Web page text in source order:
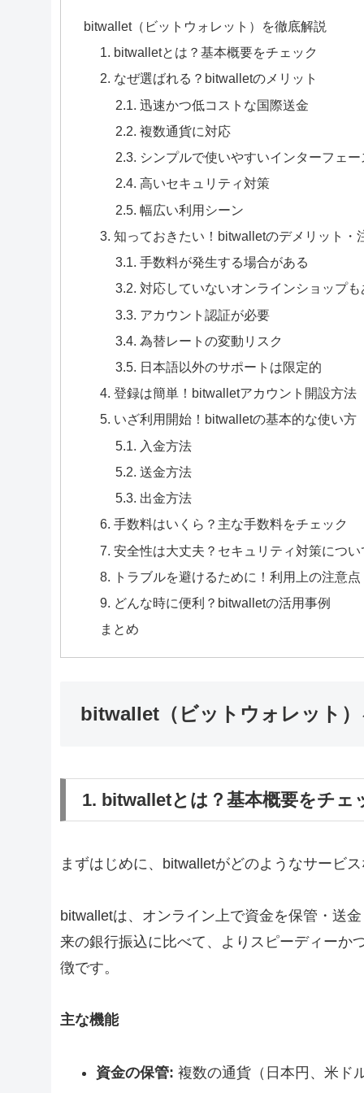
bitwallet（ビットウォレット）を徹底解説
1. bitwalletとは？基本概要をチェック
2. なぜ選ばれる？bitwalletのメリット
2.1. 迅速かつ低コストな国際送金
2.2. 複数通貨に対応
2.3. シンプルで使いやすいインターフェー
2.4. 高いセキュリティ対策
2.5. 幅広い利用シーン
3. 知っておきたい！bitwalletのデメリット・
3.1. 手数料が発生する場合がある
3.2. 対応していないオンラインショップも
3.3. アカウント認証が必要
3.4. 為替レートの変動リスク
3.5. 日本語以外のサポートは限定的
4. 登録は簡単！bitwalletアカウント開設方法
5. いざ利用開始！bitwalletの基本的な使い方
5.1. 入金方法
5.2. 送金方法
5.3. 出金方法
6. 手数料はいくら？主な手数料をチェック
7. 安全性は大丈夫？セキュリティ対策につい
8. トラブルを避けるために！利用上の注意点
9. どんな時に便利？bitwalletの活用事例
まとめ
bitwallet（ビットウォレット）
1. bitwalletとは？基本概要をチェ
まずはじめに、bitwalletがどのようなサービ
bitwalletは、オンライン上で資金を保管・送
来の銀行振込に比べて、よりスピーディーか
徴です。
主な機能
資金の保管: 複数の通貨（日本円、米ド